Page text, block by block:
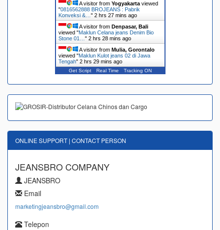
A visitor from Yogyakartaviewed
"0816562888 BROJEANS : Pabrik
Konveksi &… " 2 hrs 27 mins ago
A visitor from Denpasar, Bali
viewed "Maklun Celana jeans Denim Bio
Stone 01… " 2 hrs 28 mins ago
A visitor from Mulia, Gorontalo
viewed "Maklun Kulot jeans 02 di Jawa
Tengah" 2 hrs 29 mins ago
Get Script Real Time Tracking ON
ONLINE SUPPORT | CONTACT PERSON
JEANSBRO COMPANY
JEANSBRO
Email
marketingjeansbro@gmail.com
Telepon